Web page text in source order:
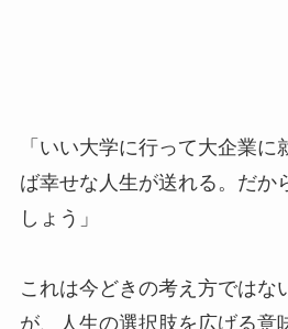
「いい大学に行って大企業
ば幸せな人生が送れる。だか
しょう」
これは今どきの考え方ではな
が、人生の選択肢を広げる意